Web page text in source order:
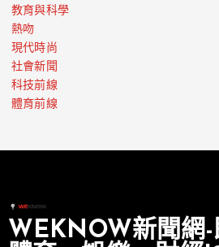
教育與科學
熱吻
現代時尚
社會新聞
科技前線
體育前線
WEKNOW新聞網-